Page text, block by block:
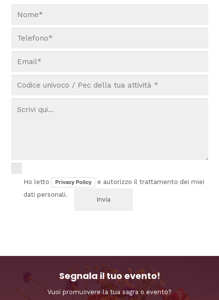
Ho letto Privacy Policy
e autorizzo il trattamento dei miei
dati personali.
Segnala il tuo evento!
Vuoi promuovere la tua sagra o evento?